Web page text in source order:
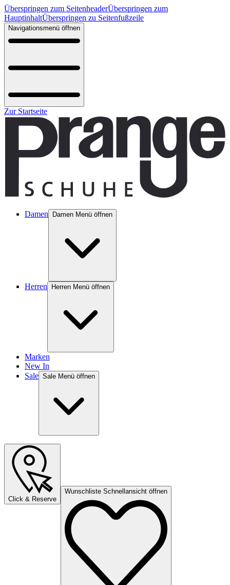
Überspringen zum SeitenheaderÜberspringen zum
HauptinhaltÜberspringen zu Seitenfußzeile
Navigationsmenü öffnen
Zur Startseite
Damen Damen Menü öffnen
Herren Herren Menü öffnen
Marken
New In
Sale Sale Menü öffnen
Click & Reserve
Wunschliste Schnellansicht öffnen